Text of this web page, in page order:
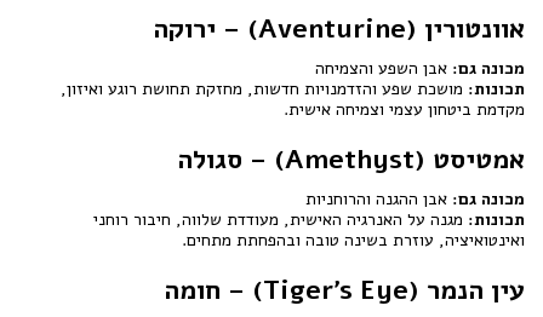
אוונטורין (Aventurine) – ירוקה
מכונה גם: אבן השפע והצמיחה
תכונות: מושכת שפע והזדמנויות חדשות, מחזקת תחושת רוגע ואיזון,
מקדמת ביטחון עצמי וצמיחה אישית.
אמטיסט (Amethyst) – סגולה
מכונה גם: אבן ההגנה והרוחניות
תכונות: מגנה על האנרגיה האישית, מעודדת שלווה, חיבור רוחני
ואינטואיציה, עוזרת בשינה טובה ובהפחתת מתחים.
עין הנמר (Tiger's Eye) – חומה